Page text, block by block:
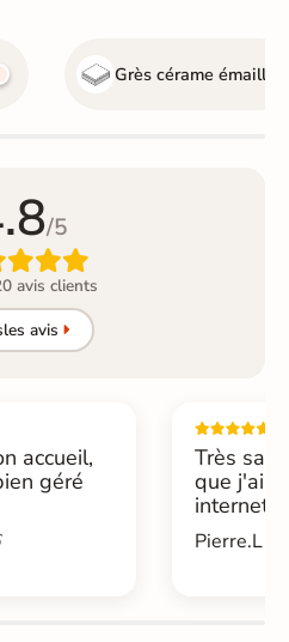
Grès cérame émaillé
/5
avis clients
les avis
accueil,
géré
Très
que j'ai
internet....
Pierre.L -